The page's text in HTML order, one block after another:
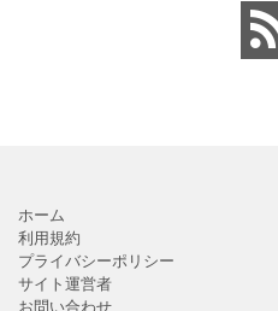
ホーム
利用規約
プライバシーポリシー
サイト運営者
お問い合わせ